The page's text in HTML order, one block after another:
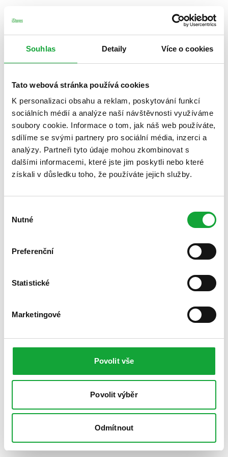
Souhlas Detaily Více o cookies
Tato webová stránka používá cookies
K personalizaci obsahu a reklam, poskytování funkcí
sociálních médií a analýze naší návštěvnosti využíváme
soubory cookie. Informace o tom, jak náš web používáte,
sdílíme se svými partnery pro sociální média, inzerci a
analýzy. Partneři tyto údaje mohou zkombinovat s
dalšími informacemi, které jste jim poskytli nebo které
získali v důsledku toho, že používáte jejich služby.
souhlasu
Nutné
Preferenční
Statistické
Marketingové
Povolit vše
Povolit výběr
Odmítnout